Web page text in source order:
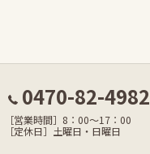
0470-82-4982
［営業時間］8：00〜17：00
［定休日］土曜日・日曜日